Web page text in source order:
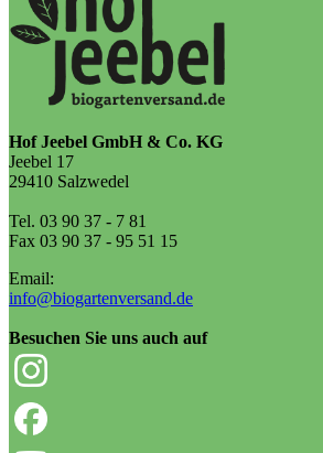
Hof Jeebel GmbH & Co. KG
Jeebel 17
29410 Salzwedel
Tel. 03 90 37 - 7 81
Fax 03 90 37 - 95 51 15
Email:
info@biogartenversand.de
Besuchen Sie uns auch auf